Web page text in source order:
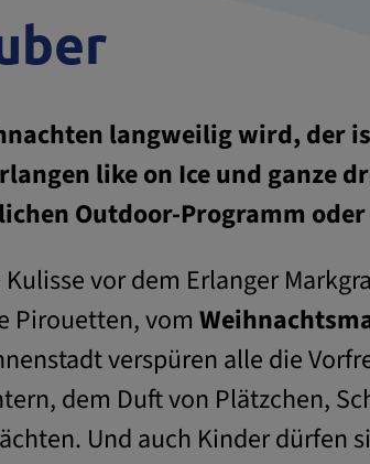
langweilig wird, der
like on Ice und ganze
Outdoor-Programm
vor dem Erlanger
Pirouetten, vom
verspüren alle die
dem Duft von Plätzchen,
Und auch Kinder dürfen